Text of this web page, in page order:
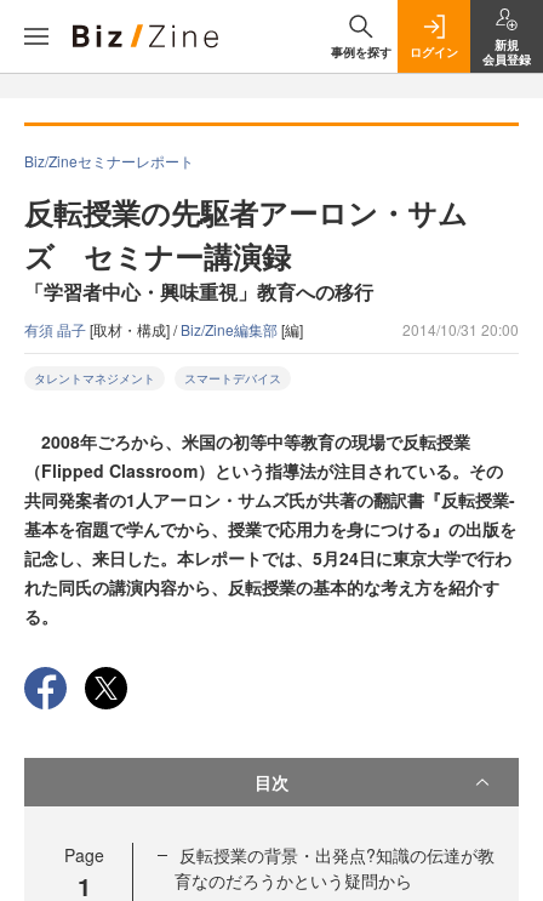
事例を探す ログイン
新規
会員登録
Biz/Zineセミナーレポート
反転授業の先駆者アーロン・サム
ズ セミナー講演録
「学習者中心・興味重視」教育への移行
有須 晶子[取材・構成] /Biz/Zine編集部[編] 2014/10/31 20:00
タレントマネジメント スマートデバイス
2008年ごろから、米国の初等中等教育の現場で反転授業
（Flipped Classroom）という指導法が注目されている。その
共同発案者の1人アーロン・サムズ氏が共著の翻訳書『反転授業-
基本を宿題で学んでから、授業で応用力を身につける』の出版を
記念し、来日した。本レポートでは、5月24日に東京大学で行わ
れた同氏の講演内容から、反転授業の基本的な考え方を紹介す
る。
目次
Page
1
反転授業の背景・出発点?知識の伝達が教
育なのだろうかという疑問から